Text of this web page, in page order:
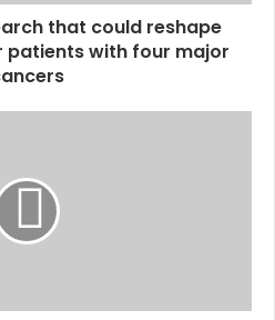
that could reshape
patients with four major